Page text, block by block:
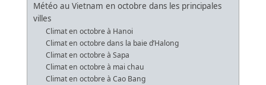
Météo au Vietnam en octobre dans les principales
villes
Climat en octobre à Hanoi
Climat en octobre dans la baie d’Halong
Climat en octobre à Sapa
Climat en octobre à mai chau
Climat en octobre à Cao Bang